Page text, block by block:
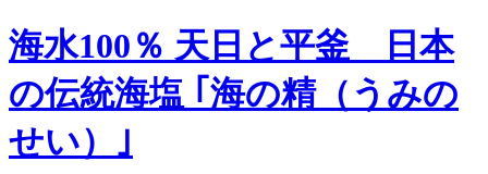
海水100％ 天日と平釜 日本
の伝統海塩 ｢海の精（うみの
せい）｣